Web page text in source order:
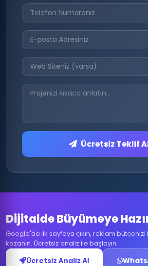
Ücretsiz Teklif
Dijitalde Büyümeye Hazır
Google'da ilk sayfaya çıkın, reklam
kazanın. Ücretsiz analiz ile başlayın.
Ücretsiz Analiz Al